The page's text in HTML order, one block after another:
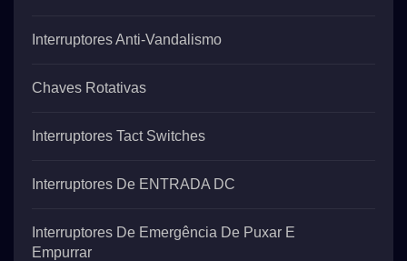
Interruptores Anti-Vandalismo
Chaves Rotativas
Interruptores Tact Switches
Interruptores De ENTRADA DC
Interruptores De Emergência De Puxar E
Empurrar